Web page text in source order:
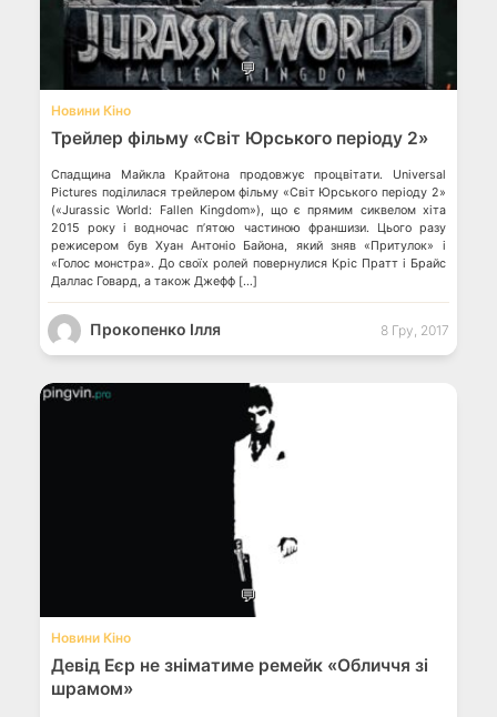
💬
Новини Кіно
Трейлер фільму «Світ Юрського періоду 2»
Спадщина Майкла Крайтона продовжує процвітати. Universal
Pictures поділилася трейлером фільму «Світ Юрського періоду 2»
(«Jurassic World: Fallen Kingdom»), що є прямим сиквелом хіта
2015 року і водночас п’ятою частиною франшизи. Цього разу
режисером був Хуан Антоніо Байона, який зняв «Притулок» і
«Голос монстра». До своїх ролей повернулися Кріс Пратт і Брайс
Даллас Говард, а також Джефф […]
Прокопенко Ілля 8 Гру, 2017
💬
Новини Кіно
Девід Еєр не зніматиме ремейк «Обличчя зі
шрамом»